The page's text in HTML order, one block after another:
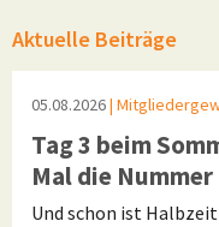
Aktuelle Beiträge
05.08.2026|
Tag 3 beim
Mal die Nummer
Und schon ist